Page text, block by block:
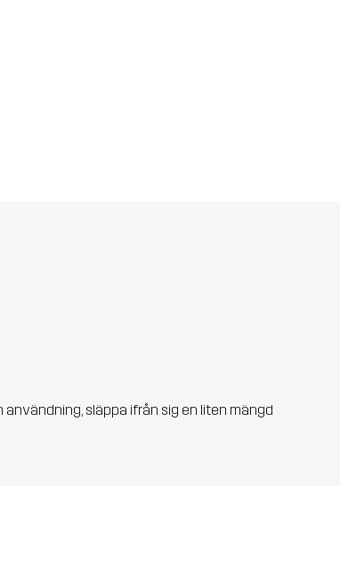
släppa ifrån sig en liten mängd